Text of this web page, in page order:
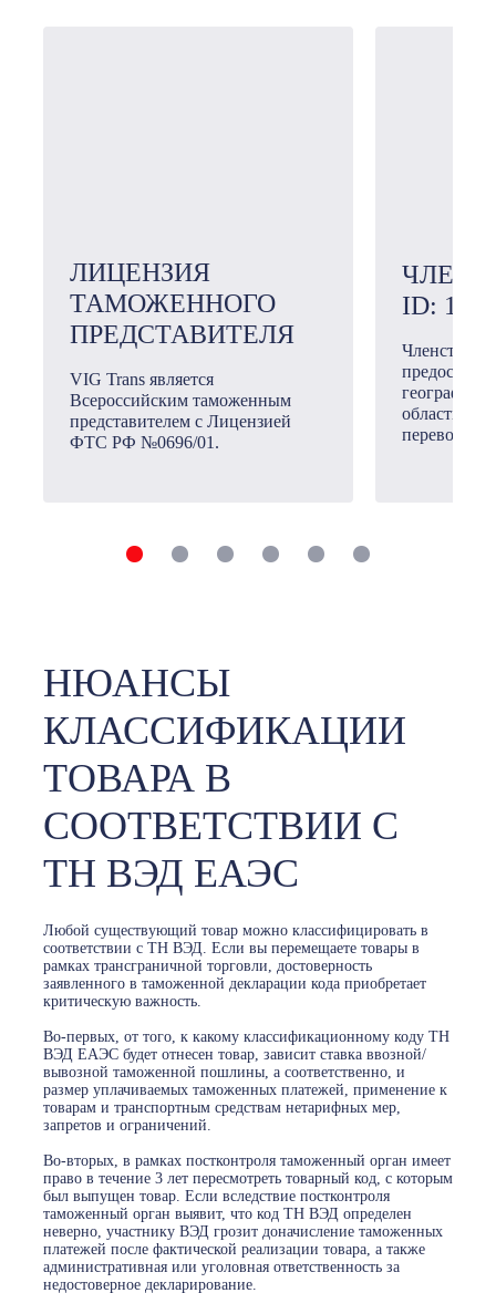
ЛИЦЕНЗИЯ
ТАМОЖЕННОГО
ПРЕДСТАВИТЕЛЯ
VIG Trans является
Всероссийским таможенным
представителем с Лицензией
ФТС РФ №0696/01.
ЧЛЕН
ID:
Членство в
области
перевозок.
НЮАНСЫ
КЛАССИФИКАЦИИ
ТОВАРА В
СООТВЕТСТВИИ С
ТН ВЭД ЕАЭС
Любой существующий товар можно классифицировать в
соответствии с ТН ВЭД. Если вы перемещаете товары в
рамках трансграничной торговли, достоверность
заявленного в таможенной декларации кода приобретает
критическую важность.
Во-первых, от того, к какому классификационному коду ТН
ВЭД ЕАЭС будет отнесен товар, зависит ставка ввозной/
вывозной таможенной пошлины, а соответственно, и
размер уплачиваемых таможенных платежей, применение к
товарам и транспортным средствам нетарифных мер,
запретов и ограничений.
Во-вторых, в рамках постконтроля таможенный орган имеет
право в течение 3 лет пересмотреть товарный код, с которым
был выпущен товар. Если вследствие постконтроля
таможенный орган выявит, что код ТН ВЭД определен
неверно, участнику ВЭД грозит доначисление таможенных
платежей после фактической реализации товара, а также
административная или уголовная ответственность за
недостоверное декларирование.